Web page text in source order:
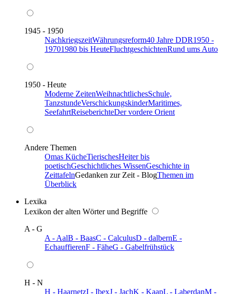
1945 - 1950
NachkriegszeitWährungsreform40 Jahre DDR1950 -
19701980 bis HeuteFluchtgeschichtenRund ums Auto
1950 - Heute
Moderne ZeitenWeihnachtlichesSchule,
TanzstundeVerschickungskinderMaritimes,
SeefahrtReiseberichteDer vordere Orient
Andere Themen
Omas KücheTierischesHeiter bis
poetischGeschichtliches WissenGeschichte in
ZeittafelnGedanken zur Zeit - BlogThemen im
Überblick
Lexika
Lexikon der alten Wörter und Begriffe
A - G
A - AalB - BaasC - CalculusD - dalbernE -
EchauffierenF - FäheG - Gabelfrühstück
H - N
H - HaarnetzI - IbexJ - JachK - KaapL - LaberdanM -